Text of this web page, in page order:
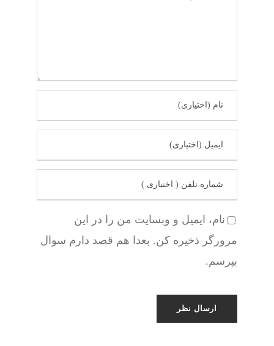
نام، ایمیل و وبسایت من را در این
مرورگر ذخیره کن. بعدا هم قصد دارم سوال
بپرسم.